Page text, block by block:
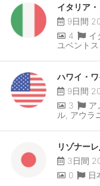
イタリア
9日間
4
イ
ユベントス
ハワイ・
9日間
3
ア
ル, アウラ
リゾナー
3日間
0
日